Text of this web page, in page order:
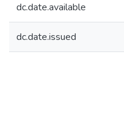
dc.date.available
dc.date.issued